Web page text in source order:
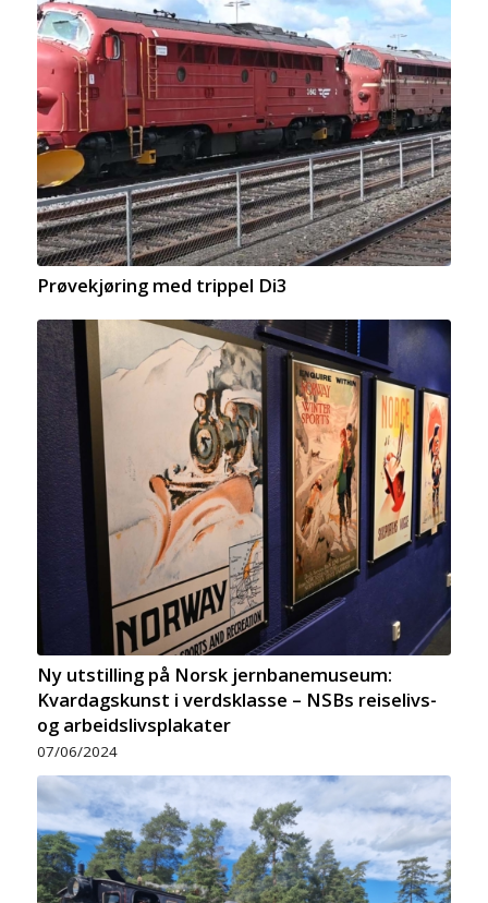
Prøvekjøring med trippel Di3
Ny utstilling på Norsk jernbanemuseum:
Kvardagskunst i verdsklasse – NSBs reiselivs-
og arbeidslivsplakater
07/06/2024